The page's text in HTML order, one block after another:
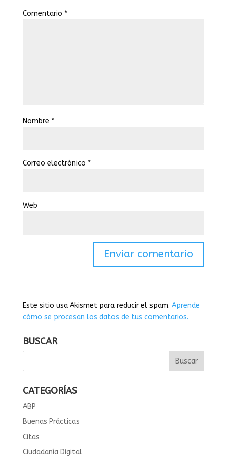
Comentario *
Nombre *
Correo electrónico *
Web
Este sitio usa Akismet para reducir el spam. Aprende
cómo se procesan los datos de tus comentarios.
BUSCAR
CATEGORÍAS
ABP
Buenas Prácticas
Citas
Ciudadanía Digital